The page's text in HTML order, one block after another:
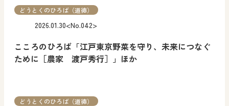
こころのひろば「江戸東京野菜を守り、未来につなぐ
ために［農家 渡戸秀行］」ほか
2026.01.30<No.042>
どうとくのひろば（道徳）
どうとくのひろば（道徳）